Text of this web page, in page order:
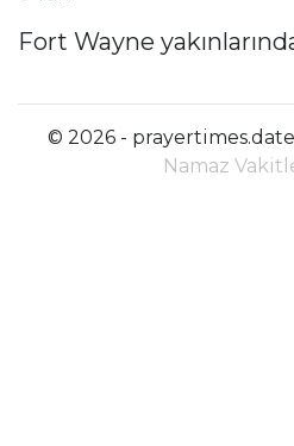
Fort Wayne
© 2026 -
Namaz